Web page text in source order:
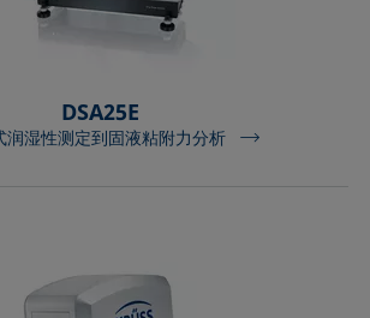
DSA25E
润湿性测定到固液粘附力分析